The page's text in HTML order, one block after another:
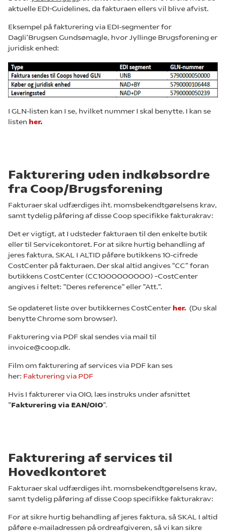
aktuelle EDI-Guidelines, da fakturaen ellers vil blive afvist.
Eksempel på fakturering via EDI-segmenter for
Dagli’Brugsen Gundsømagle, hvor Jyllinge Brugsforening er
juridisk enhed:
I GLN-listen kan I se, hvilket nummer I skal benytte. I kan se
listen her.
Fakturering uden indkøbsordre
fra Coop/Brugsforening
Fakturaer skal udfærdiges iht. momsbekendtgørelsens krav,
samt tydelig påføring af disse Coop specifikke fakturakrav:
Det er vigtigt, at I udsteder fakturaen til den enkelte butik
eller til Servicekontoret. For at sikre hurtig behandling af
jeres faktura, SKAL I ALTID påføre butikkens 10-cifrede
CostCenter på fakturaen. Der skal altid angives “CC” foran
butikkens CostCenter (CC1000000000) –CostCenter
angives i feltet: ”Deres reference” eller ”Att.”.
Se opdateret liste over butikkernes CostCenter her. (Du skal
benytte Chrome som browser).
Fakturering via PDF skal sendes via mail til
invoice@coop.dk.
Film om fakturering af services via PDF kan ses
her: Fakturering via PDF
Hvis I fakturerer via OIO, læs instruks under afsnittet
”Fakturering via EAN/OIO”.
Fakturering af services til
Hovedkontoret
Fakturaer skal udfærdiges iht. momsbekendtgørelsens krav,
samt tydelig påføring af disse Coop specifikke fakturakrav:
For at sikre hurtig behandling af jeres faktura, så SKAL I altid
påføre e-mailadressen på ordreafgiveren, så vi kan sikre